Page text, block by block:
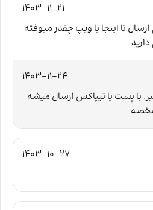
1403-11-21
تا اینجا با ویپ چقدر میوفته
1403-11-24
با پست یا تیپاکس ارسال میشه
1403-10-27